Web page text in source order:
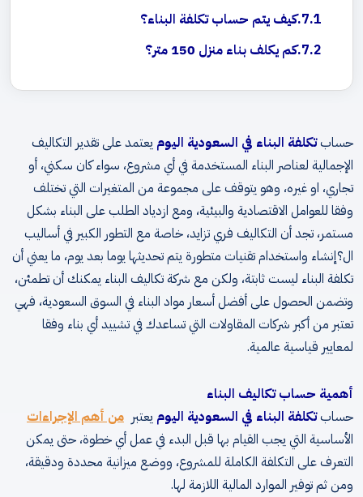
كيف يتم حساب تكلفة البناء؟
كم يكلف بناء منزل 150 متر؟
حسابتكلفة البناء في السعودية اليوم يعتمد على تقدير التكاليف
الإجمالية لعناصر البناء المستخدمة في أي مشروع، سواء كان سكني، أو
تجاري، او غيره، وهو يتوقف على مجموعة من المتغيرات التي تختلف
وفقا للعوامل الاقتصادية والبيئية، ومع ازدياد الطلب على البناء بشكل
مستمر، تجد أن التكاليف فري تزايد، خاصة مع التطور الكبير في أساليب
ال؟إنشاء واستخدام تقنيات متطورة يتم تحديثها يوما بعد يوم، ما يعني أن
تكلفة البناء ليست ثابتة، ولكن مع شركة تكاليف البناء يمكنك أن تطمئن،
وتضمن الحصول على أفضل أسعار مواد البناء في السوق السعودية، فهي
تعتبر من أكبر شركات المقاولات التي تساعدك في تشييد أي بناء وفقا
لمعايير قياسية عالمية.
أهمية حساب تكاليف البناء
حسابتكلفة البناء في السعودية اليوم يعتبر من أهم الإجراءات
الأساسية التي يجب القيام بها قبل البدء في عمل أي خطوة، حتى يمكن
التعرف على التكلفة الكاملة للمشروع، ووضع ميزانية محددة ودقيقة،
ومن ثم توفير الموارد المالية اللازمة لها.